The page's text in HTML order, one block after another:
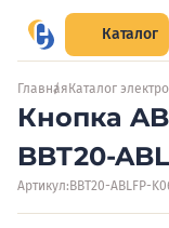
Каталог
Главная Каталог
Кнопка
BBT20-
Артикул: BBT20-ABLFP-